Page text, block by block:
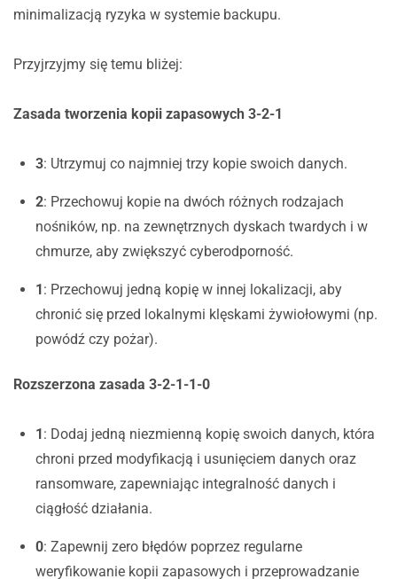
minimalizacją ryzyka w systemie backupu.
Przyjrzyjmy się temu bliżej:
Zasada tworzenia kopii zapasowych 3-2-1
3: Utrzymuj co najmniej trzy kopie swoich danych.
2: Przechowuj kopie na dwóch różnych rodzajach
nośników, np. na zewnętrznych dyskach twardych i w
chmurze, aby zwiększyć cyberodporność.
1 : Przechowuj jedną kopię w innej lokalizacji, aby
chronić się przed lokalnymi klęskami żywiołowymi (np.
powódź czy pożar).
Rozszerzona zasada 3-2-1-1-0
1: Dodaj jedną niezmienną kopię swoich danych, która
chroni przed modyfikacją i usunięciem danych oraz
ransomware, zapewniając integralność danych i
ciągłość działania.
0: Zapewnij zero błędów poprzez regularne
weryfikowanie kopii zapasowych i przeprowadzanie